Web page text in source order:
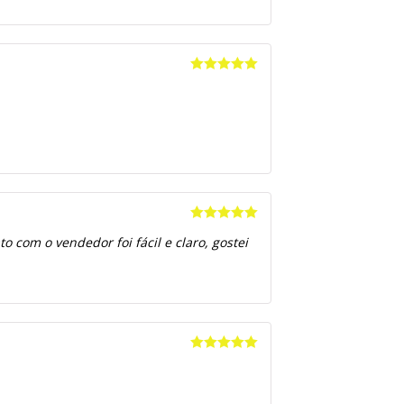
de 5
com o vendedor foi fácil e claro, gostei